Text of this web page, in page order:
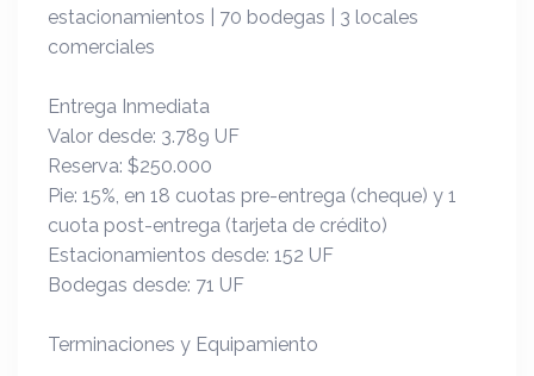
estacionamientos | 70 bodegas | 3 locales
comerciales
Entrega Inmediata
Valor desde: 3.789 UF
Reserva: $250.000
Pie: 15%, en 18 cuotas pre-entrega (cheque) y 1
cuota post-entrega (tarjeta de crédito)
Estacionamientos desde: 152 UF
Bodegas desde: 71 UF
Terminaciones y Equipamiento